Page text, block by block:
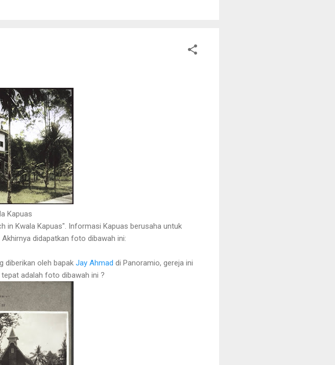
Kapuas
in Kwala Kapuas". Informasi Kapuas berusaha untuk
didapatkan foto dibawah ini:
diberikan oleh bapak Jay Ahmad di Panoramio, gereja ini
adalah foto dibawah ini ?